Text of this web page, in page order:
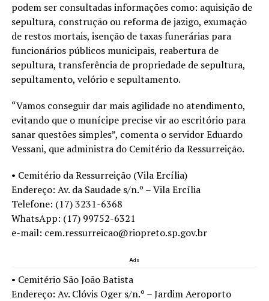
podem ser consultadas informações como: aquisição de
sepultura, construção ou reforma de jazigo, exumação
de restos mortais, isenção de taxas funerárias para
funcionários públicos municipais, reabertura de
sepultura, transferência de propriedade de sepultura,
sepultamento, velório e sepultamento.
“Vamos conseguir dar mais agilidade no atendimento,
evitando que o munícipe precise vir ao escritório para
sanar questões simples”, comenta o servidor Eduardo
Vessani, que administra do Cemitério da Ressurreição.
• Cemitério da Ressurreição (Vila Ercília)
Endereço: Av. da Saudade s/n.º – Vila Ercília
Telefone: (17) 3231-6368
WhatsApp: (17) 99752-6321
e-mail: cem.ressurreicao@riopreto.sp.gov.br
Ads
• Cemitério São João Batista
Endereço: Av. Clóvis Oger s/n.º – Jardim Aeroporto